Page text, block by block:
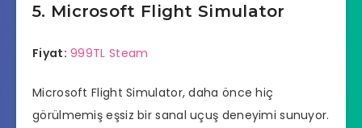
5. Microsoft Flight Simulator
Fiyat: 999TL Steam
Microsoft Flight Simulator, daha önce hiç
görülmemiş eşsiz bir sanal uçuş deneyimi sunuyor.